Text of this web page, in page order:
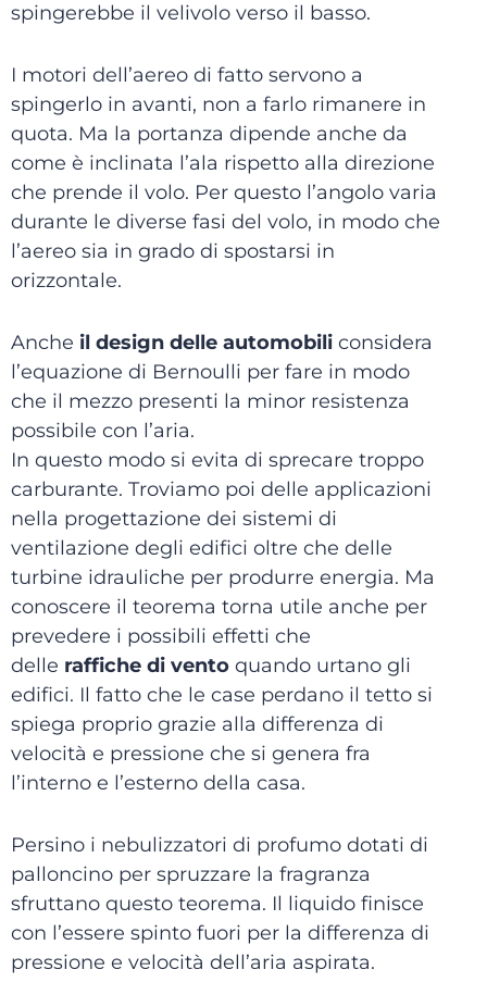
spingerebbe il velivolo verso il basso.
I motori dell’aereo di fatto servono a
spingerlo in avanti, non a farlo rimanere in
quota. Ma la portanza dipende anche da
come è inclinata l’ala rispetto alla direzione
che prende il volo. Per questo l’angolo varia
durante le diverse fasi del volo, in modo che
l’aereo sia in grado di spostarsi in
orizzontale.
Anche il design delle automobili considera
l’equazione di Bernoulli per fare in modo
che il mezzo presenti la minor resistenza
possibile con l’aria.
In questo modo si evita di sprecare troppo
carburante. Troviamo poi delle applicazioni
nella progettazione dei sistemi di
ventilazione degli edifici oltre che delle
turbine idrauliche per produrre energia. Ma
conoscere il teorema torna utile anche per
prevedere i possibili effetti che
delle raffiche di vento quando urtano gli
edifici. Il fatto che le case perdano il tetto si
spiega proprio grazie alla differenza di
velocità e pressione che si genera fra
l’interno e l’esterno della casa.
Persino i nebulizzatori di profumo dotati di
palloncino per spruzzare la fragranza
sfruttano questo teorema. Il liquido finisce
con l’essere spinto fuori per la differenza di
pressione e velocità dell’aria aspirata.